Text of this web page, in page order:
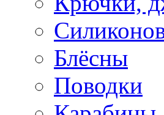
Блёсны
Поводки